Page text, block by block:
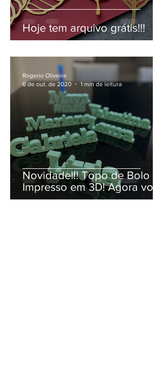
Hoje tem arquivo grátis!!!
Novidade!!! Topo de Bolo
Impresso em 3D! Agora você
enconta arquivos STL para
Rogerio Oliveira
6 de out. de 2020
1 min de leitura